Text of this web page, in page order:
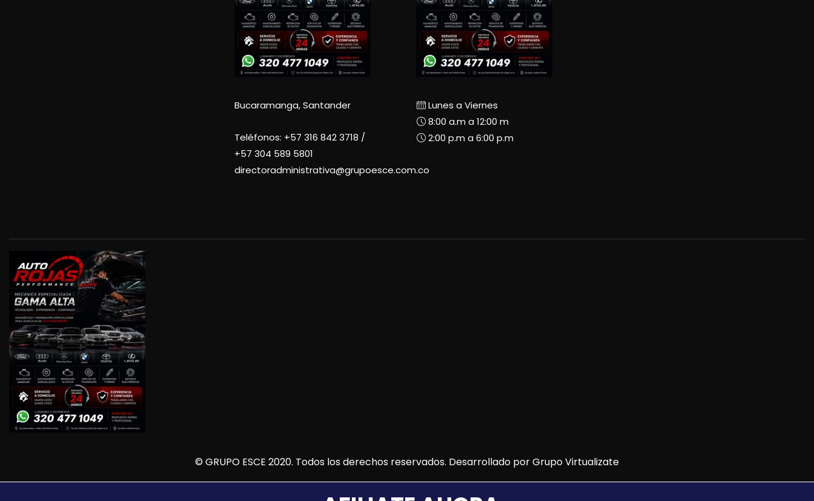
Bucaramanga, Santander
Teléfonos: +57 316 842 3718 /
+57 304 589 5801
directoradministrativa@grupoesce.com.co
Lunes a Viernes
8:00 a.m a 12:00 m
2:00 p.m a 6:00 p.m
© GRUPO ESCE 2020. Todos los derechos reservados. Desarrollado porGrupo Virtualizate